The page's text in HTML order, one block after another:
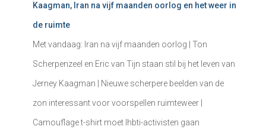
Kaagman, Iran na vijf maanden oorlog en het weer in
de ruimte
Met vandaag: Iran na vijf maanden oorlog | Ton
Scherpenzeel en Eric van Tijn staan stil bij het leven van
Jerney Kaagman | Nieuwe scherpere beelden van de
zon interessant voor voorspellen ruimteweer |
Camouflage t-shirt moet lhbti-activisten gaan